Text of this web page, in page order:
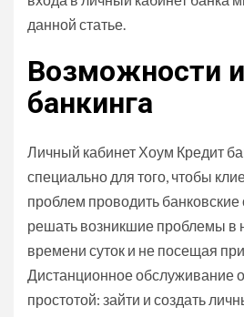
данной статье.
Возможности
банкинга
Личный кабинет Хоум Кредит
специально для того, чтобы
проблем проводить
решать возникшие проблемы в
времени суток и не посещая
Дистанционное обслуживание
простотой: зайти и создать